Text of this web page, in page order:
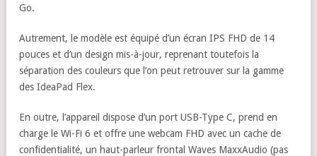
Go.
Autrement, le modèle est équipé d’un écran IPS FHD de 14
pouces et d’un design mis-à-jour, reprenant toutefois la
séparation des couleurs que l’on peut retrouver sur la gamme
des IdeaPad Flex.
En outre, l’appareil dispose d’un port USB-Type C, prend en
charge le Wi-Fi 6 et offre une webcam FHD avec un cache de
confidentialité, un haut-parleur frontal Waves MaxxAudio (pas